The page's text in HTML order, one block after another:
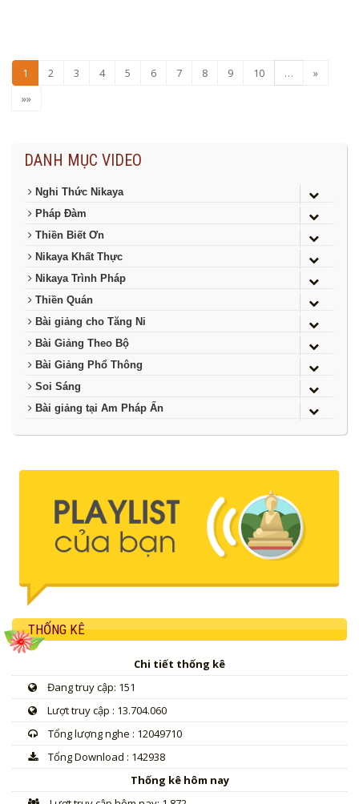
1 2 3 4 5 6 7 8 9 10 …
»
»»
DANH MỤC VIDEO
Nghi Thức Nikaya
Pháp Đàm
Thiền Biết Ơn
Nikaya Khất Thực
Nikaya Trình Pháp
Thiền Quán
Bài giảng cho Tăng Ni
Bài Giảng Theo Bộ
Bài Giảng Phổ Thông
Soi Sáng
Bài giảng tại Am Pháp Ấn
THỐNG KÊ
Chi tiết thống kê
Đang truy cập: 151
Lượt truy cập : 13.704.060
Tổng lượng nghe : 12049710
Tổng Download : 142938
Thống kê hôm nay